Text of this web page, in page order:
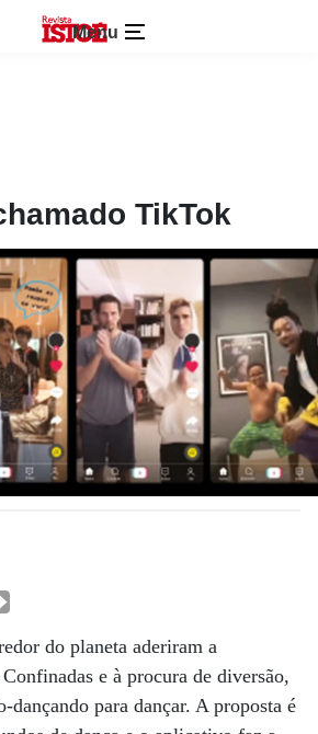
Menu
TikTok
do planeta aderiram a
e à procura de diversão,
dançando para dançar. A proposta é